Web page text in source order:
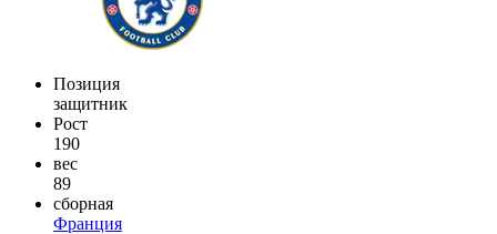
Позиция
защитник
Рост
190
вес
89
сборная
Франция